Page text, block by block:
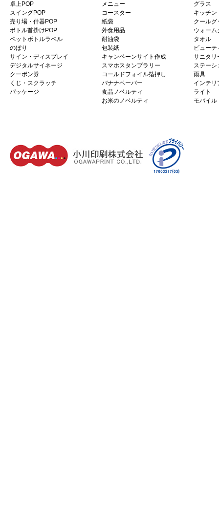
卓上POP
スイングPOP
売り場・什器POP
ボトル首掛けPOP
ペットボトルラベル
のぼり
サイン・ディスプレイ
デジタルサイネージ
クーポン券
くじ・スクラッチ
パッケージ
メニュー
コースター
紙袋
外食用品
耐油袋
包装紙
キャンペーンサイト作成
スマホスタンプラリー
コールドフォイル箔押し
バナナペーパー
食品ノベルティ
お米のノベルティ
グラス
キッチン
クールグ
ウォーム
タオル
ビューテ
サニタリ
ステーシ
雨具
インテリ
ライト
モバイル